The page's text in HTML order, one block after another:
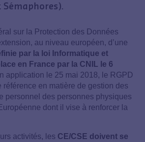
sur la Protection des Données
au niveau européen, d’une
par la loi Informatique et
en France par la CNIL le 6
application le 25 mai 2018, le RGPD
référence en matière de gestion des
personnel des personnes physiques
dont il vise à renforcer la
activités, les CE/CSE doivent se